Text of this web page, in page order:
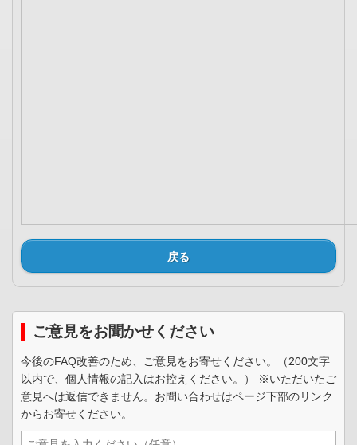
戻る
ご意見をお聞かせください
今後のFAQ改善のため、ご意見をお寄せください。（200文字
以内で、個人情報の記入はお控えください。） ※いただいたご
意見へは返信できません。お問い合わせはページ下部のリンク
からお寄せください。